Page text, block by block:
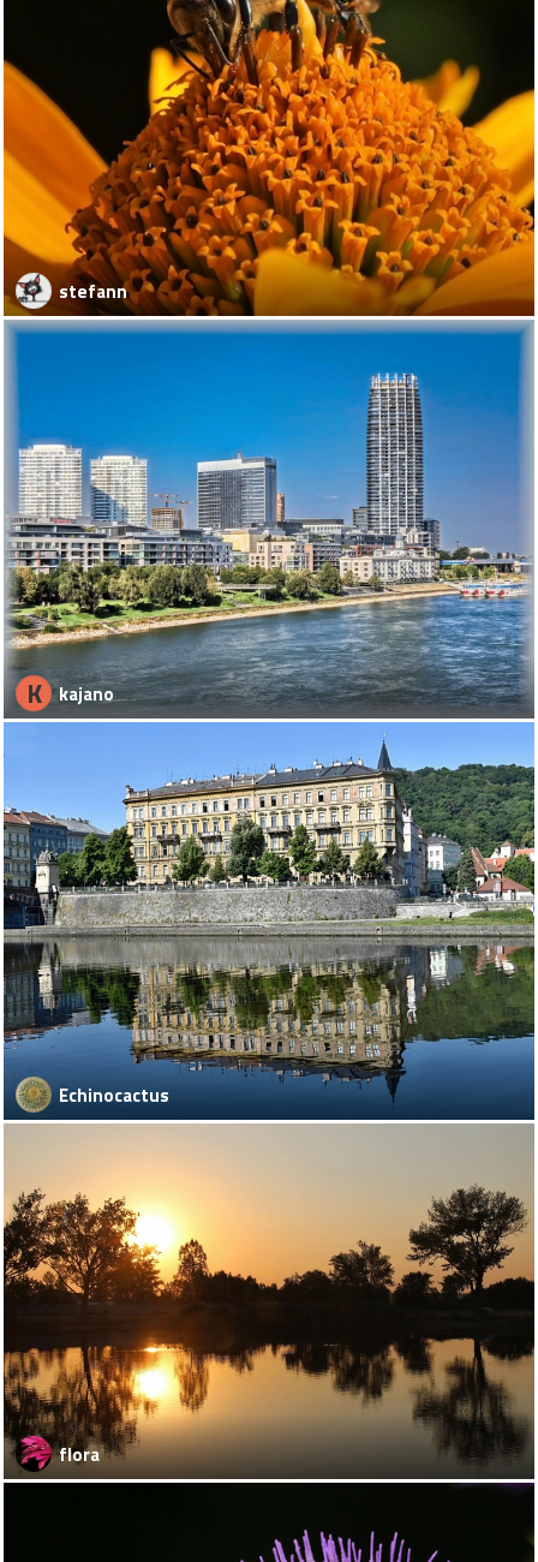
stefann
K kajano
Echinocactus
flora